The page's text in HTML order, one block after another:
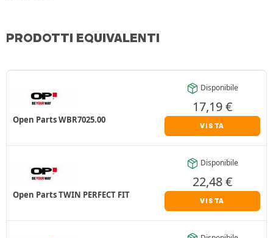
PRODOTTI EQUIVALENTI
Open Parts WBR7025.00
Disponibile
17,19€
VISTA
Open Parts TWIN PERFECT FIT
Disponibile
22,48€
VISTA